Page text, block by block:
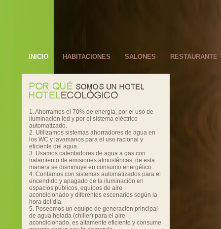
INICIO HABITACIONES SALONES RESTAURANTE
1. Ahorramos el 70% de energía, por el uso de
iluminación led y por el sistema eléctrico
automatizado.
2. Utilizamos sistemas ahorradores de agua en
los WC y lavamanos para el uso racional y
eficiente del agua.
3. Usamos calentadores de agua a gas con
tratamiento de emisiones atmosféricas, de esta
manera se disminuye en consumo energético.
4. Contamos con sistemas automatizados para el
encendido y apagado de la iluminación en
espacios públicos, equipos de aire
acondicionado y diferentes escenarios según la
hora del día.
5. Poseemos un equipo de generación principal
de agua helada (chiller) para el aire
acondicionado, es altamente eficiente y consume